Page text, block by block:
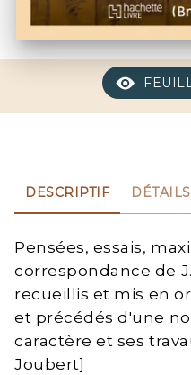
DESCRIPTIF DÉTAILS
Pensées, essais,
correspondance de
recueillis et mis en
et précédés d'une
caractère et ses
Joubert]